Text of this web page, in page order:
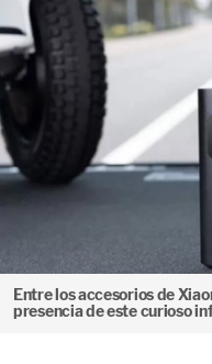
Entre los accesorios de
presencia de este curioso